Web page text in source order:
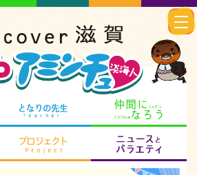
知られざる滋賀 となりの先生
まるまる地元ネタ プロジェクト